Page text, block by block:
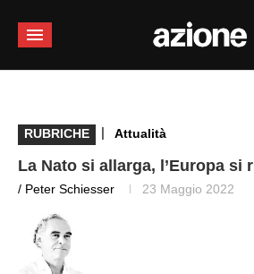
RUBRICHE | Attualità
La Nato si allarga, l’Europa si
/ Peter Schiesser 23 Maggio 2022